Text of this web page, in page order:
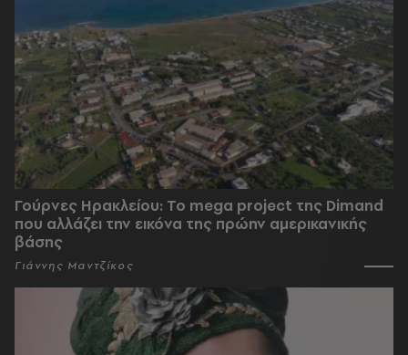
Γούρνες Ηρακλείου: To mega project της Dimand
που αλλάζει την εικόνα της πρώην αμερικανικής
βάσης
Γιάννης Μαντζίκος